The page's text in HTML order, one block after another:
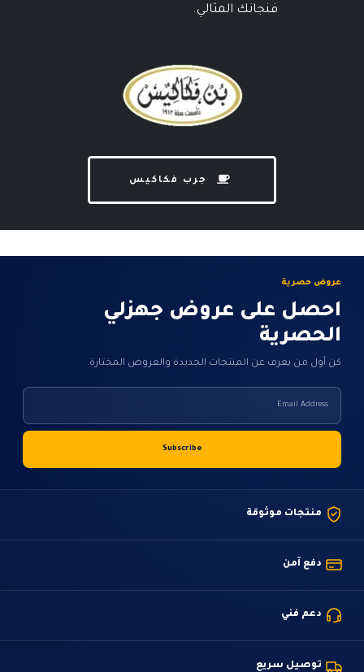
فنجانك المثالي.
جرب فكاكيس
عروض حصرية
احصل على عروض جهزلي
الحصرية
كن أول من يعرف عن المنتجات الجديدة والعروض المختارة.
منتجات موثوقة
دفع آمن
دعم فني
توصيل سريع